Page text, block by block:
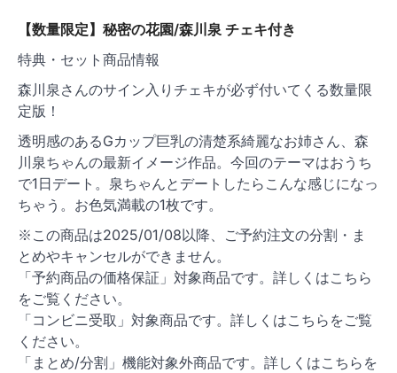
【数量限定】秘密の花園/森川泉 チェキ付き
特典・セット商品情報
森川泉さんのサイン入りチェキが必ず付いてくる数量限
定版！
透明感のあるGカップ巨乳の清楚系綺麗なお姉さん、森
川泉ちゃんの最新イメージ作品。今回のテーマはおうち
で1日デート。泉ちゃんとデートしたらこんな感じになっ
ちゃう。お色気満載の1枚です。
※この商品は2025/01/08以降、ご予約注文の分割・ま
とめやキャンセルができません。
「予約商品の価格保証」対象商品です。詳しくはこちら
をご覧ください。
「コンビニ受取」対象商品です。詳しくはこちらをご覧
ください。
「まとめ/分割」機能対象外商品です。詳しくはこちらを